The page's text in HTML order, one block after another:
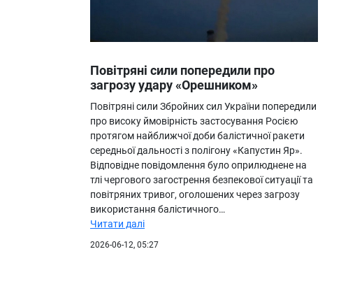
Про нас
Повітряні сили попередили про
загрозу удару «Орешником»
Повітряні сили Збройних сил України попередили
про високу ймовірність застосування Росією
протягом найближчої доби балістичної ракети
середньої дальності з полігону «Капустин Яр».
Відповідне повідомлення було оприлюднене на
тлі чергового загострення безпекової ситуації та
повітряних тривог, оголошених через загрозу
використання балістичного…
Читати далі
2026-06-12, 05:27